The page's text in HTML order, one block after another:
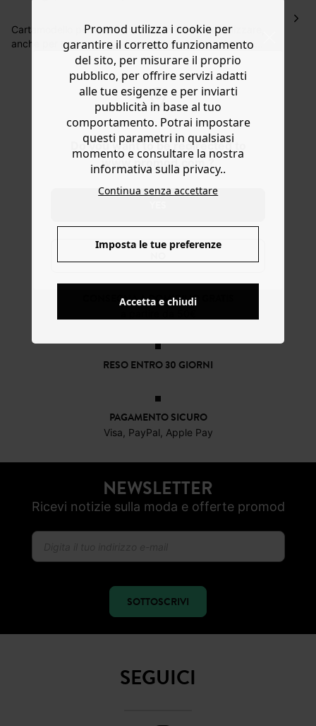
Do you want to be redirected to
www.promod.com ?
decorrere dalla data dell’avvenuta ricezione.
Aiuto
Cartamodello per questo baby doll facile da realizzare,
anche per le principianti Scollo a V incrociato, inserto
sottoseno con elastico 3 lunghezze di maniche Da
confezionare con uno dei nostri scampoli per un abito
100% Promod! metratura richiesta: circa 2,70 m in
larghezza 140 a seconda della taglia. Guarda il video
tutorial su youTube e segui le istruzioni passo-passo.
Disponibile in FR e in EN
CONSEGNA A DOMICILIO GRATIS
RESO ENTRO 30 GIORNI
PAGAMENTO SICURO
Visa, PayPal, Apple Pay
NEWSLETTER
Ricevi notizie sulla moda e offerte promod
SOTTOSCRIVI
SEGUICI
Promod utilizza i cookie per
garantire il corretto funzionamento
del sito, per misurare il proprio
pubblico, per offrire servizi adatti
alle tue esigenze e per inviarti
pubblicità in base al tuo
comportamento. Potrai impostare
questi parametri in qualsiasi
momento e consultare la nostra
informativa sulla privacy..
Continua senza accettare
Imposta le tue preferenze
Accetta e chiudi